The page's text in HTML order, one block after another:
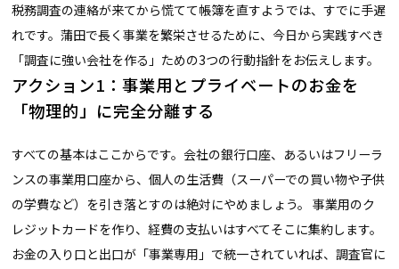
税務調査の連絡が来てから慌てて帳簿を直すようでは、すでに手遅
れです。蒲田で長く事業を繁栄させるために、今日から実践すべき
「調査に強い会社を作る」ための3つの行動指針をお伝えします。
アクション1：事業用とプライベートのお金を
「物理的」に完全分離する
すべての基本はここからです。会社の銀行口座、あるいはフリーラ
ンスの事業用口座から、個人の生活費（スーパーでの買い物や子供
の学費など）を引き落とすのは絶対にやめましょう。 事業用のク
レジットカードを作り、経費の支払いはすべてそこに集約します。
お金の入り口と出口が「事業専用」で統一されていれば、調査官に